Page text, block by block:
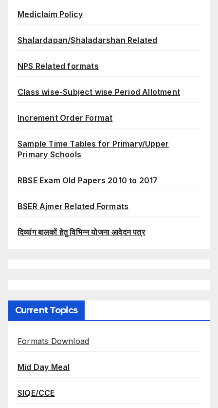
Mediclaim Policy
Shalardapan/Shaladarshan Related
NPS Related formats
Class wise-Subject wise Period Allotment
Increment Order Format
Sample Time Tables for Primary/Upper
Primary Schools
RBSE Exam Old Papers 2010 to 2017
BSER Ajmer Related Formats
दिव्यांग बालकों हेतु विभिन्न योजना आवेदन पत्र
Current Topics
Formats Download
Mid Day Meal
SIQE/CCE